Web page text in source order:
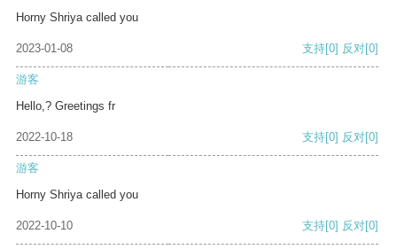
Horny Shriya called you
2023-01-08 支持[0] 反对[0]
游客
Hello,? Greetings fr
2022-10-18 支持[0] 反对[0]
游客
Horny Shriya called you
2022-10-10 支持[0] 反对[0]